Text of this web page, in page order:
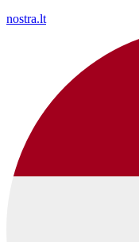
nostra.lt